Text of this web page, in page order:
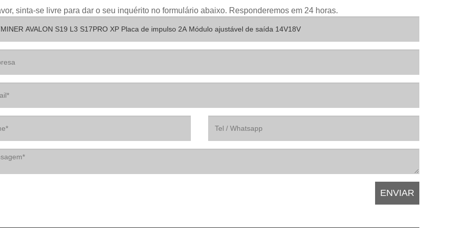
sinta-se livre para dar o seu inquérito no formulário abaixo. Responderemos em 24 horas.